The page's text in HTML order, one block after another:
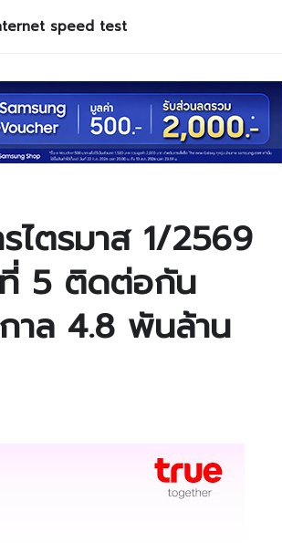
speed test
ไตรมาส 1/2569
ที่ 5 ติดต่อกัน
าล 4.8 พันล้าน